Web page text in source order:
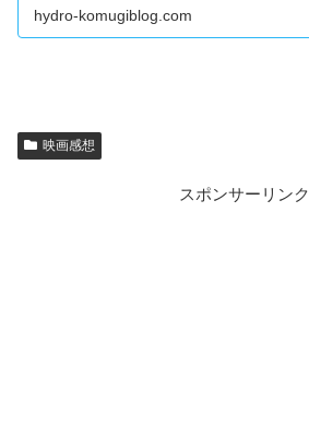
hydro-komugiblog.com
映画感想
スポンサーリンク